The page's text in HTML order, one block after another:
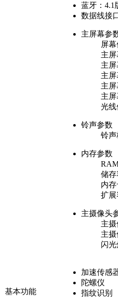
蓝牙： 4.1
数据线接
主屏幕参
屏幕
主屏
主屏
主屏
主屏
主屏
光线
铃声参数
铃声
内存参数
储存
内存
扩展
主摄像头
主摄
主摄
闪光
基本功能
加速传感
陀螺仪
指纹识别